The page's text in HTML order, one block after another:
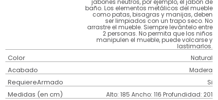
jabones neutros, por ejemplo, el jabón de
baño. Los elementos metálicos del mueble
como patas, bisagras y manijas, deben
ser limpiados con un trapo seco. No
arrastre el mueble. Siempre levántelo entre
2 personas. No permita que los niños
manipulen el mueble, puede volcarse y
lastimarlos.
Color Natural
Acabado Madera
RequiereArmado Si
Medidas (en cm) Alto: 185 Ancho: 116 Profundidad: 201